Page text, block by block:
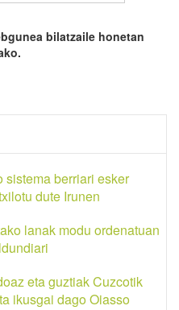
bilatzaile honetan
sistema berriari esker
dute Irunen
lanak modu ordenatuan
eta guztiak Cuzcotik
ikusgai dago Oiasso